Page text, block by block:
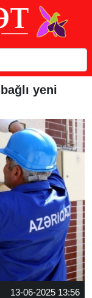
yeni
13-06-2025 13:56